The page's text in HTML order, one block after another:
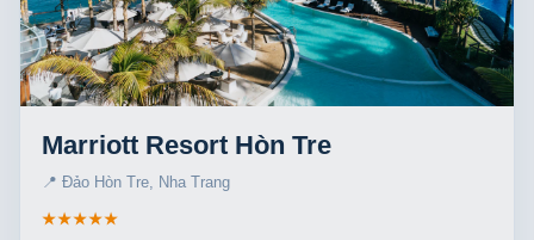
Marriott Resort Hòn Tre
📍 Đảo Hòn Tre, Nha Trang
★★★★★